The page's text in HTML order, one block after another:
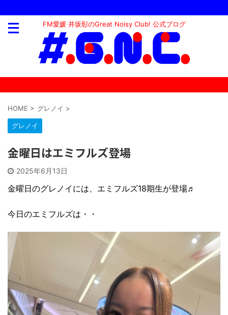
FM愛媛 井坂彰のGreat Noisy Club! 公式ブログ
HOME > グレノイ >
グレノイ
金曜日はエミフルズ登場
2025年6月13日
金曜日のグレノイには、エミフルズ18期生が登場♬
今日のエミフルズは・・